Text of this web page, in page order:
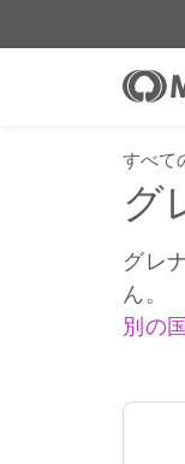
すべて
グ
グレ
ん。
別の